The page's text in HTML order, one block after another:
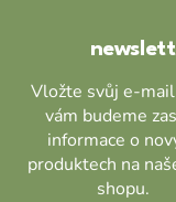
Vložte svůj e-
vám budeme
informace o
produktech na
shopu.